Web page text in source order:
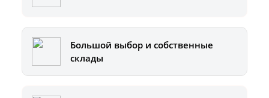
Большой выбор и собственные
склады